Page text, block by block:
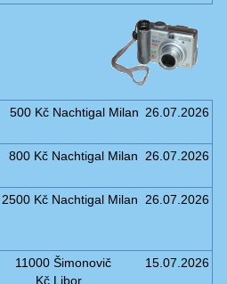
500 Kč Nachtigal Milan 26.07.2026
800 Kč Nachtigal Milan 26.07.2026
2500 Kč Nachtigal Milan 26.07.2026
11000
Kč
Šimonovič
Libor
15.07.2026